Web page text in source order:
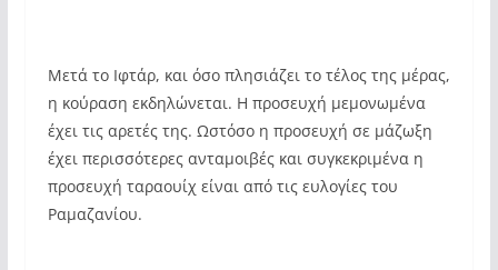
Μετά το Ιφτάρ, και όσο πλησιάζει το τέλος της μέρας,
η κούραση εκδηλώνεται. Η προσευχή μεμονωμένα
έχει τις αρετές της. Ωστόσο η προσευχή σε μάζωξη
έχει περισσότερες ανταμοιβές και συγκεκριμένα η
προσευχή ταραουίχ είναι από τις ευλογίες του
Ραμαζανίου.